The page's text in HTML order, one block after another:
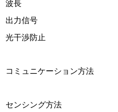
波長
出力信号
光干渉防止
コミュニケーション方法
センシング方法